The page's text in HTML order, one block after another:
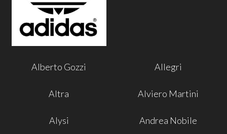
Alberto Gozzi Allegri
Altra Alviero Martini
Alysi Andrea Nobile